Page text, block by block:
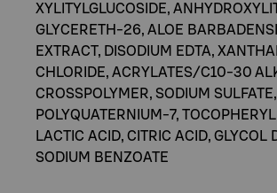
XYLITYLGLUCOSIDE,
GLYCERETH-26, ALOE
EXTRACT, DISODIUM EDTA,
CHLORIDE, ACRYLATES/C10-30
CROSSPOLYMER, SODIUM SULFATE,
POLYQUATERNIUM-7,
LACTIC ACID, CITRIC ACID, GLYCOL
SODIUM BENZOATE